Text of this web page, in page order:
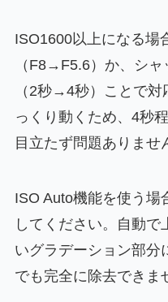
ISO1600以上になる場
（F8→F5.6）か、シ
（2秒→4秒）ことで
っくり動くため、4秒
目立たず問題ありませ
ISO Auto機能を使う場
してください。自動で
いグラデーション部分
でも完全に除去できま